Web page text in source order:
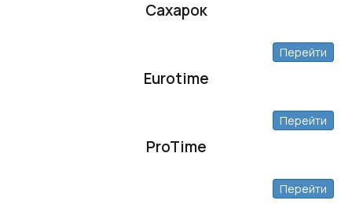
Сахарок
Eurotime
Перейти
ProTime
Перейти
Перейти